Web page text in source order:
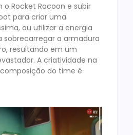
Rocket Racoon e subir
para criar uma
ou utilizar a energia
sobrecarregar a armadura
resultando em um
A criatividade na
do time é